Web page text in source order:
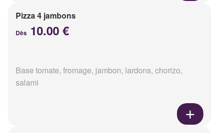
Pizza 4 jambons
Dès 10.00 €
Base tomate, fromage, jambon, lardons, chorizo,
salami